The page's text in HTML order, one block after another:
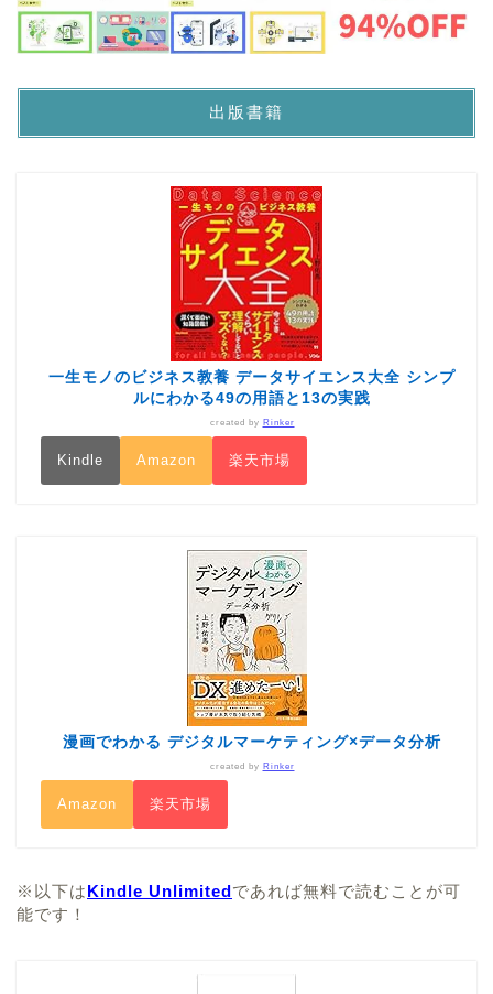
出版書籍
一生モノのビジネス教養 データサイエンス大全 シンプ
ルにわかる49の用語と13の実践
created by Rinker
Kindle Amazon 楽天市場
漫画でわかる デジタルマーケティング×データ分析
created by Rinker
Amazon 楽天市場
※以下は Kindle Unlimited であれば無料で読むことが可
能です！